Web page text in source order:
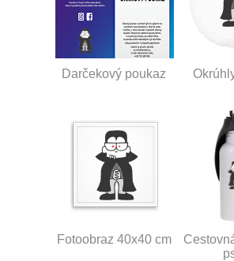
Darčekový poukaz
Fotoobraz 40x40 cm